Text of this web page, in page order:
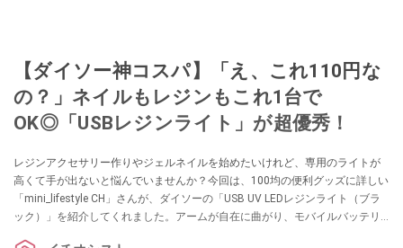
【ダイソー神コスパ】「え、これ110円な
の？」ネイルもレジンもこれ1台で
OK◎「USBレジンライト」が超優秀！
レジンアクセサリー作りやジェルネイルを始めたいけれど、専用のライトが
高くて手が出ないと悩んでいませんか？今回は、100均の便利グッズに詳しい
「mini_lifestyle CH」さんが、ダイソーの「USB UV LEDレジンライト（ブラ
ック）」を紹介してくれました。アームが自在に曲がり、モバイルバッテリ